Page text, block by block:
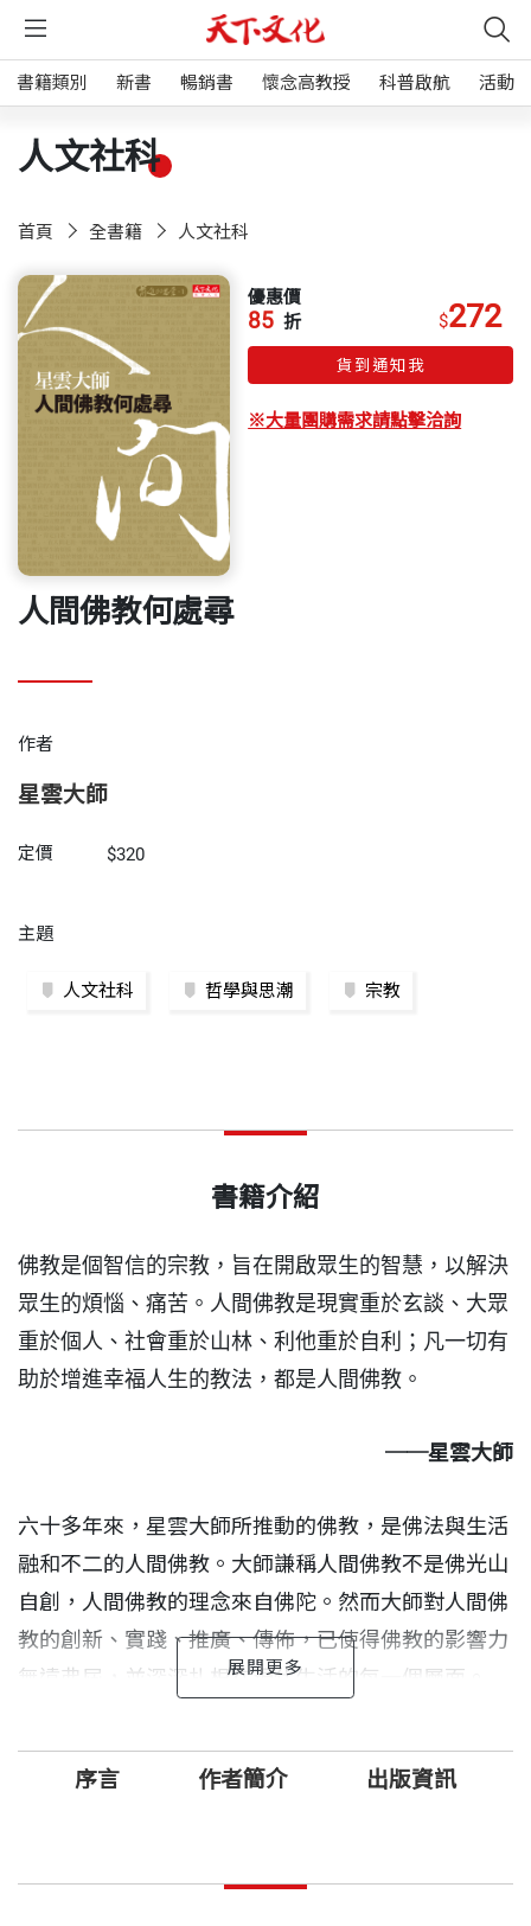
書籍類別 新書 暢銷書 懷念高教授 科普啟航 活動
人文社科
首頁 全書籍 人文社科
優惠價
85 折 $272
貨到通知我
※大量團購需求請點擊洽詢
人間佛教何處尋
作者
星雲大師
定價 $320
主題
人文社科 哲學與思潮 宗教
書籍介紹
佛教是個智信的宗教，旨在開啟眾生的智慧，以解決
眾生的煩惱、痛苦。人間佛教是現實重於玄談、大眾
重於個人、社會重於山林、利他重於自利；凡一切有
助於增進幸福人生的教法，都是人間佛教。
──星雲大師
六十多年來，星雲大師所推動的佛教，是佛法與生活
融和不二的人間佛教。大師謙稱人間佛教不是佛光山
自創，人間佛教的理念來自佛陀。然而大師對人間佛
教的創新、實踐、推廣、傳佈，已使得佛教的影響力
無遠弗屆，並深深扎根在現代生活的每一個層面。
本書是星雲大師對人間佛教的完整詮釋，是實踐教法
的藍圖，層面涵蓋現代公民所追求的自由、民主、平
序言 作者簡介 出版資訊
出版日期 2012/07/31